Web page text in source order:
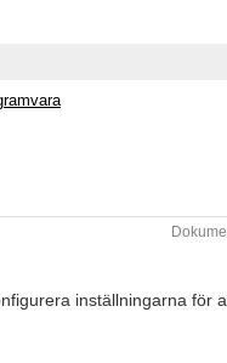
inställningarna för